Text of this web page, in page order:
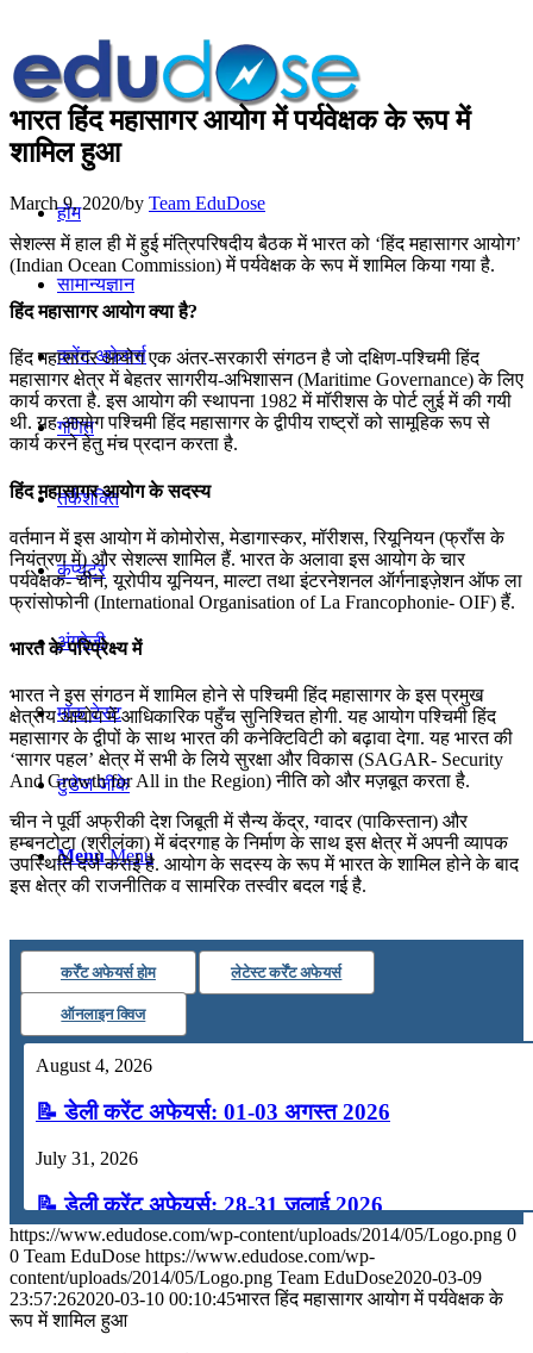
होम
सामान्यज्ञान
करेंट अफेयर्स
गणित
तर्कशक्ति
कंप्यूटर
अंग्रेजी
मॉक टेस्ट
टुडेज जीके
Menu Menu
भारत हिंद महासागर आयोग में पर्यवेक्षक के रूप में
शामिल हुआ
March 9, 2020/by Team EduDose
सेशल्स में हाल ही में हुई मंत्रिपरिषदीय बैठक में भारत को ‘हिंद महासागर आयोग’
(Indian Ocean Commission) में पर्यवेक्षक के रूप में शामिल किया गया है.
हिंद महासागर आयोग क्या है?
हिंद महासागर आयोग एक अंतर-सरकारी संगठन है जो दक्षिण-पश्चिमी हिंद
महासागर क्षेत्र में बेहतर सागरीय-अभिशासन (Maritime Governance) के लिए
कार्य करता है. इस आयोग की स्थापना 1982 में मॉरीशस के पोर्ट लुई में की गयी
थी. यह आयोग पश्चिमी हिंद महासागर के द्वीपीय राष्ट्रों को सामूहिक रूप से
कार्य करने हेतु मंच प्रदान करता है.
हिंद महासागर आयोग के सदस्य
वर्तमान में इस आयोग में कोमोरोस, मेडागास्कर, मॉरीशस, रियूनियन (फ्राँस के
नियंत्रण में) और सेशल्स शामिल हैं. भारत के अलावा इस आयोग के चार
पर्यवेक्षक- चीन, यूरोपीय यूनियन, माल्टा तथा इंटरनेशनल ऑर्गनाइज़ेशन ऑफ ला
फ्रांसोफोनी (International Organisation of La Francophonie- OIF) हैं.
भारत के परिप्रेक्ष्य में
भारत ने इस संगठन में शामिल होने से पश्चिमी हिंद महासागर के इस प्रमुख
क्षेत्रीय आयोग में आधिकारिक पहुँच सुनिश्चित होगी. यह आयोग पश्चिमी हिंद
महासागर के द्वीपों के साथ भारत की कनेक्टिविटी को बढ़ावा देगा. यह भारत की
‘सागर पहल’ क्षेत्र में सभी के लिये सुरक्षा और विकास (SAGAR- Security
And Growth for All in the Region) नीति को और मज़बूत करता है.
चीन ने पूर्वी अफ्रीकी देश जिबूती में सैन्य केंद्र, ग्वादर (पाकिस्तान) और
हम्बनटोटा (श्रीलंका) में बंदरगाह के निर्माण के साथ इस क्षेत्र में अपनी व्यापक
उपस्थिति दर्ज कराई है. आयोग के सदस्य के रूप में भारत के शामिल होने के बाद
इस क्षेत्र की राजनीतिक व सामरिक तस्वीर बदल गई है.
कर्रेंट अफेयर्स होम लेटेस्ट कर्रेंट अफेयर्स
ऑनलाइन क्विज
August 4, 2026
📝 डेली करेंट अफेयर्स: 01-03 अगस्त 2026
July 31, 2026
📝 डेली करेंट अफेयर्स: 28-31 जुलाई 2026
July 28, 2026
📝 डेली करेंट अफेयर्स: 25-27 जुलाई 2026
https://www.edudose.com/wp-content/uploads/2014/05/Logo.png 0
0 Team EduDose https://www.edudose.com/wp-
content/uploads/2014/05/Logo.png Team EduDose2020-03-09
23:57:262020-03-10 00:10:45भारत हिंद महासागर आयोग में पर्यवेक्षक के
रूप में शामिल हुआ